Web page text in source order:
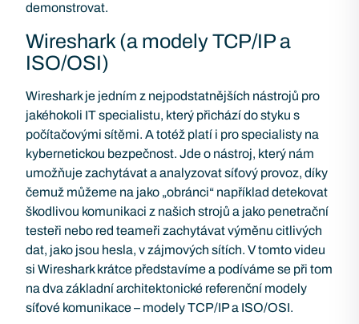
demonstrovat.
Wireshark (a modely TCP/IP a
ISO/OSI)
Wireshark je jedním z nejpodstatnějších nástrojů pro
jakéhokoli IT specialistu, který přichází do styku s
počítačovými sítěmi. A totéž platí i pro specialisty na
kybernetickou bezpečnost. Jde o nástroj, který nám
umožňuje zachytávat a analyzovat síťový provoz, díky
čemuž můžeme na jako „obránci“ například detekovat
škodlivou komunikaci z našich strojů a jako penetrační
testeři nebo red teameři zachytávat výměnu citlivých
dat, jako jsou hesla, v zájmových sítích. V tomto videu
si Wireshark krátce představíme a podíváme se při tom
na dva základní architektonické referenční modely
síťové komunikace – modely TCP/IP a ISO/OSI.